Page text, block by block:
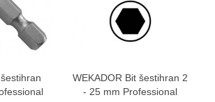
WEKADOR Bit šestihran 2
- 25 mm Professional